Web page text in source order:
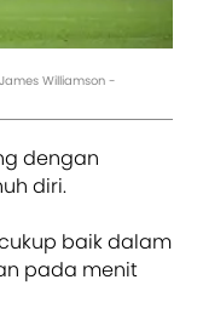
Williamson -
dengan
diri.
baik dalam
pada menit